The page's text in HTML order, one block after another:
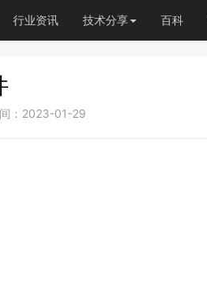
行业资讯 技术分享 百科
：2023-01-29